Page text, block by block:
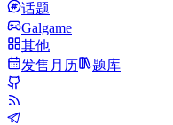
话题
Galgame
其他
发售月历
题库